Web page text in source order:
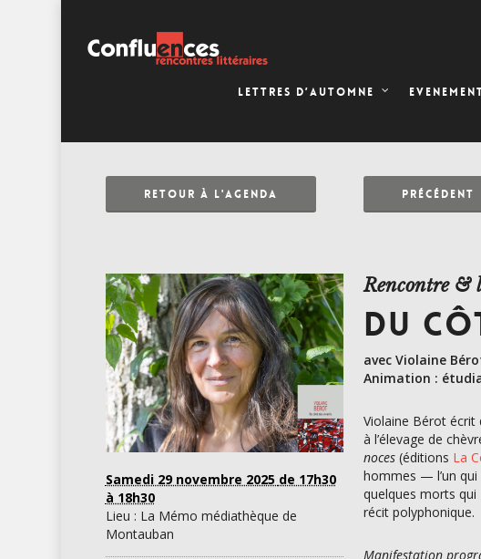
LETTRES D’AUTOMNE
RETOUR À L'AGENDA PRÉCÉDENT
Samedi 29 novembre 2025 de 17h30
à 18h30
Lieu : La Mémo médiathèque de
Montauban
Rencontre &
DU
avec Violaine
Animation :
Violaine Bérot écrit
à l’élevage de
noces (éditions La
hommes — l’un
quelques morts
récit polyphonique.
Manifestation